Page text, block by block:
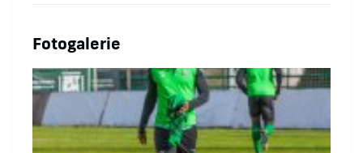
Fotogalerie